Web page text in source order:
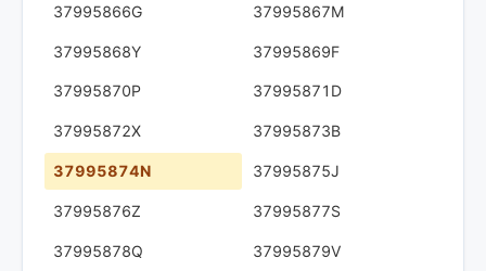
37995866G 37995867M
37995868Y 37995869F
37995870P 37995871D
37995872X 37995873B
37995874N 37995875J
37995876Z 37995877S
37995878Q 37995879V